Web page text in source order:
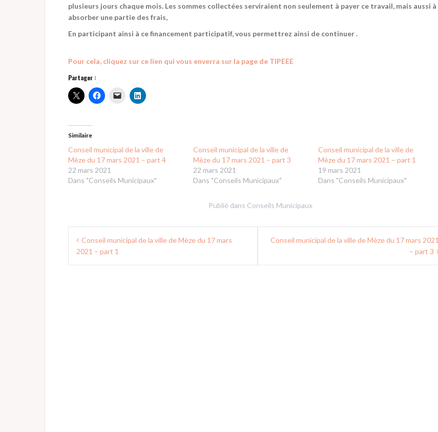
plusieurs jours chaque mois. Les sommes collectées serviraient non seulement à payer ce travail, mais aussi à
absorber une partie des frais,
En participant ainsi à ce financement participatif, vous permettrez ainsi de continuer .
Pour cela, cliquez sur ce lien qui vous enverra sur la page de TIPEEE
Partager :
Similaire
Conseil municipal de la ville de
Mèze du 17 mars 2021 – part 4
22 mars 2021
Dans "Conseils Municipaux"
Conseil municipal de la ville de
Mèze du 17 mars 2021 – part 3
22 mars 2021
Dans "Conseils Municipaux"
Conseil municipal de la ville de
Mèze du 17 mars 2021 – part 1
19 mars 2021
Dans "Conseils Municipaux"
Publié dans Conseils Municipaux
Navigation
deConseil municipal de la ville de Mèze du 17 mars
2021 – part 1
Conseil municipal de la ville de Mèze du 17 mars 2021
– part 3